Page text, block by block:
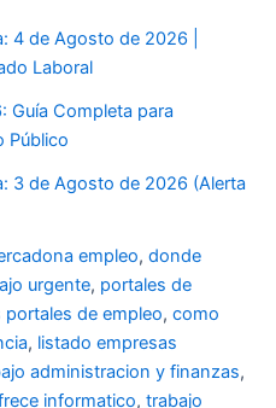
4 de Agosto de 2026 |
Laboral
Guía Completa para
Público
3 de Agosto de 2026 (Alerta
empleo, donde
urgente, portales de
portales de empleo, como
, listado empresas
administracion y finanzas,
informatico, trabajo